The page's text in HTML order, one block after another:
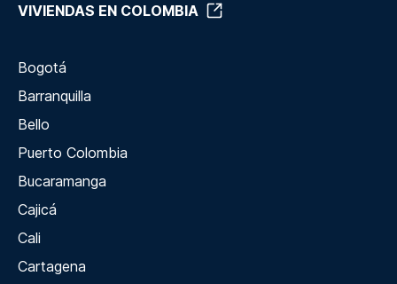
VIVIENDAS EN COLOMBIA
Bogotá
Barranquilla
Bello
Puerto Colombia
Bucaramanga
Cajicá
Cali
Cartagena